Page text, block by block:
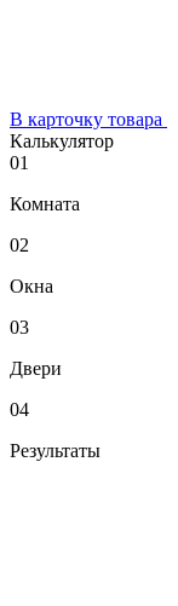
В карточку товара
Калькулятор
01
Комната
02
Окна
03
Двери
04
Результаты